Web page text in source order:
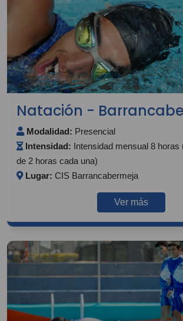
Natación -
Modalidad: Presencial
Intensidad: Intensidad mensual 8
de 2 horas cada una)
Lugar: CIS Barrancabermeja
Ver más